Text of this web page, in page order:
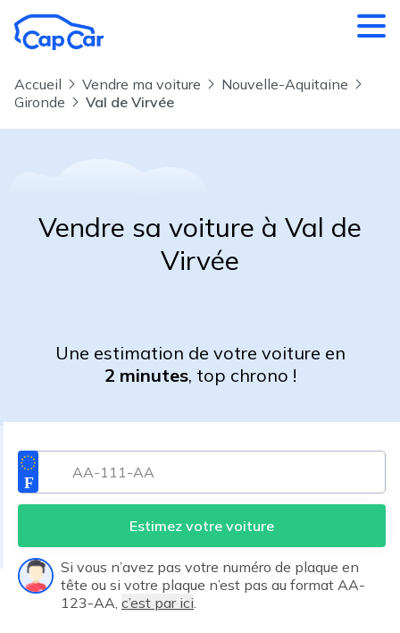
Accueil Vendre ma voiture
Nouvelle-Aquitaine
Gironde
Val de Virvée
Vendre sa voiture à Val de
Virvée
Une estimation de votre voiture en
2 minutes, top chrono !
Estimez votre voiture
Si vous n’avez pas votre numéro de plaque en
tête ou si votre plaque n’est pas au format AA-
123-AA, c’est par ici